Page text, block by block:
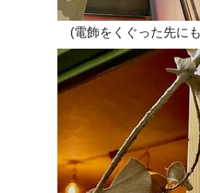
(電飾をくぐった先に